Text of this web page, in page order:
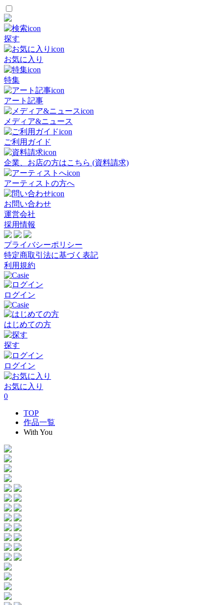
探す
お気に入り
特集
アート記事
メディア&ニュース
ご利用ガイド
企業、お店の方はこちら (資料請求)
アーティストの方へ
お問い合わせ
運営会社
採用情報
プライバシーポリシー
特定商取引法に基づく表記
利用規約
ログイン
はじめての方
探す
ログイン
お気に入り
0
TOP
作品一覧
With You